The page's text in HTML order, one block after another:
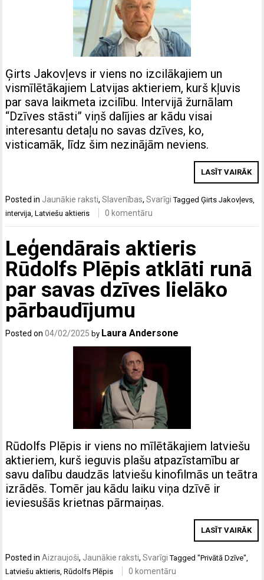
Ģirts Jakovļevs ir viens no izcilākajiem un
vismīlētākajiem Latvijas aktieriem, kurš kļuvis
par sava laikmeta izcilību. Intervijā žurnālam
“Dzīves stāsti” viņš dalījies ar kādu visai
interesantu detaļu no savas dzīves, ko,
visticamāk, līdz šim nezinājām neviens.
LASĪT VAIRĀK
Posted in Jaunākie raksti,Slavenības,Svarīgi TaggedĢirts Jakovļevs,
intervija,Latviešu aktieris 0 komentāru
Leģendārais aktieris
Rūdolfs Plēpis atklāti runā
par savas dzīves lielāko
pārbaudījumu
Posted on04/02/2025 by Laura Andersone
Rūdolfs Plēpis ir viens no mīlētākajiem latviešu
aktieriem, kurš ieguvis plašu atpazīstamību ar
savu dalību daudzās latviešu kinofilmās un teātra
izrādēs. Tomēr jau kādu laiku viņa dzīvē ir
ieviesušās krietnas pārmaiņas.
LASĪT VAIRĀK
Posted inAizraujoši, Jaunākie raksti,Svarīgi Tagged"Privātā Dzīve"
Latviešu aktieris ,Rūdolfs Plēpis 0 komentāru